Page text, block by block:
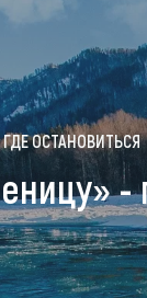
маральника
природы
ГДЕ ОСТАНОВИТЬСЯ
-